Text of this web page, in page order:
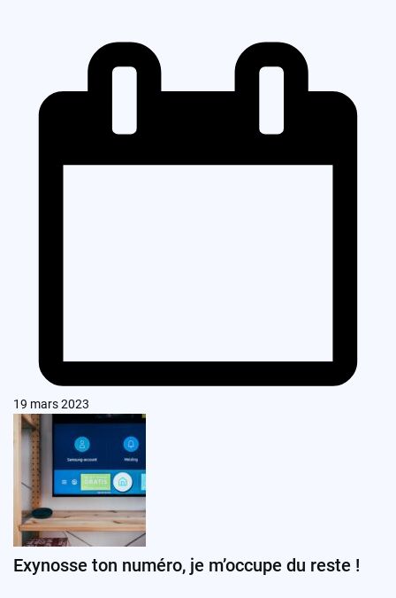
19 mars 2023
Exynosse ton numéro, je m’occupe du reste !